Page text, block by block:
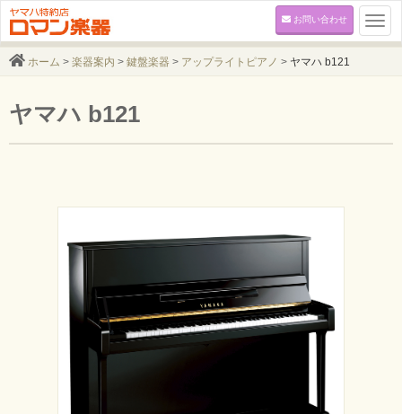
お問い合わせ
ホーム > 楽器案内 > 鍵盤楽器 > アップライトピアノ > ヤマハ b121
ヤマハ b121